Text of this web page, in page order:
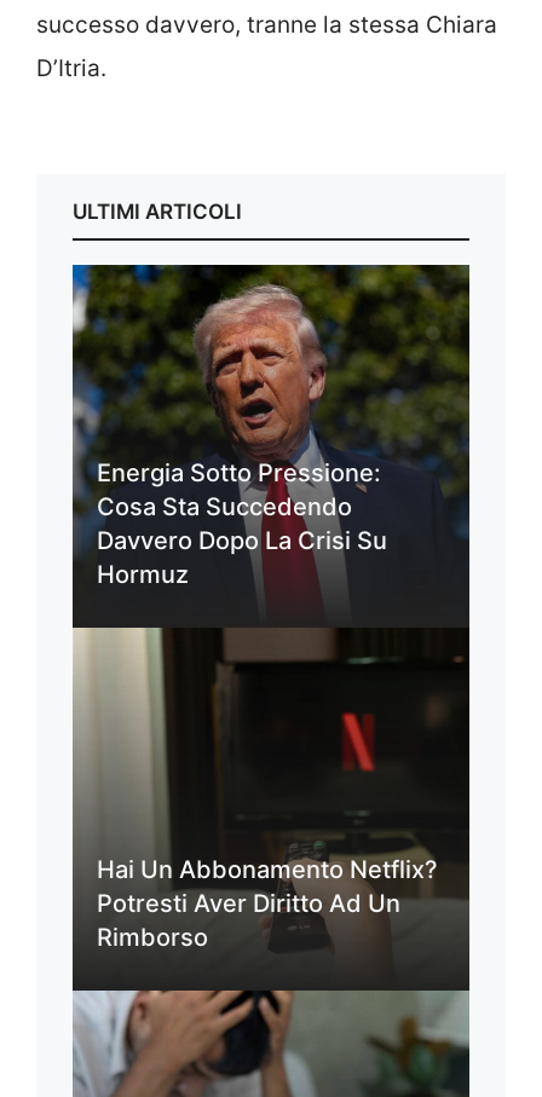
successo davvero, tranne la stessa Chiara
D’Itria.
ULTIMI ARTICOLI
Energia Sotto Pressione:
Cosa Sta Succedendo
Davvero Dopo La Crisi Su
Hormuz
Hai Un Abbonamento Netflix?
Potresti Aver Diritto Ad Un
Rimborso